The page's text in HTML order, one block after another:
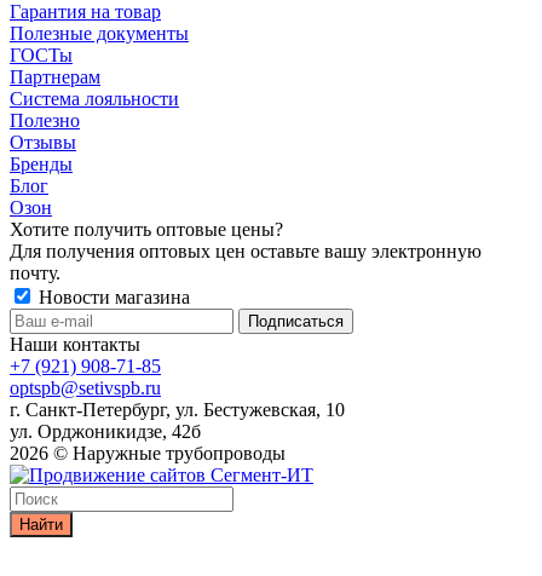
Гарантия на товар
Полезные документы
ГОСТы
Партнерам
Система лояльности
Полезно
Отзывы
Бренды
Блог
Озон
Хотите получить оптовые цены?
Для получения оптовых цен оставьте вашу электронную
почту.
Новости магазина
Наши контакты
+7 (921) 908-71-85
optspb@setivspb.ru
г. Санкт-Петербург, ул. Бестужевская, 10
ул. Орджоникидзе, 42б
2026 © Наружные трубопроводы
Найти